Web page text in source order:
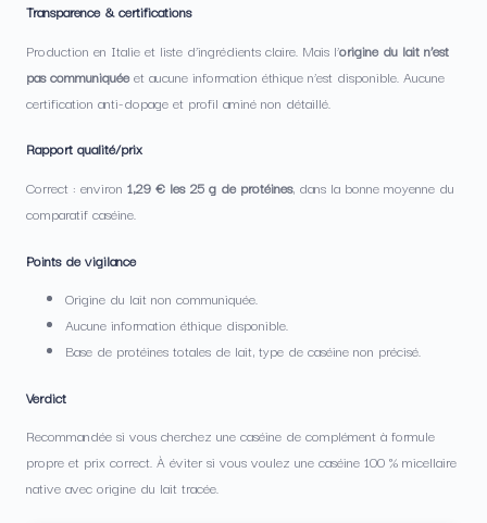
Transparence & certifications
Production en Italie et liste d’ingrédients claire. Mais l’origine du lait n’est
pas communiquée et aucune information éthique n’est disponible. Aucune
certification anti-dopage et profil aminé non détaillé.
Rapport qualité/prix
Correct : environ 1,29 € les 25 g de protéines, dans la bonne moyenne du
comparatif caséine.
Points de vigilance
Origine du lait non communiquée.
Aucune information éthique disponible.
Base de protéines totales de lait, type de caséine non précisé.
Verdict
Recommandée si vous cherchez une caséine de complément à formule
propre et prix correct. À éviter si vous voulez une caséine 100 % micellaire
native avec origine du lait tracée.